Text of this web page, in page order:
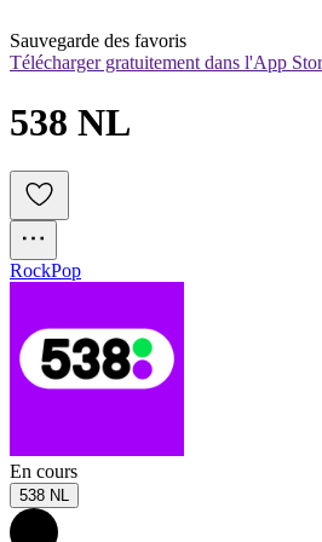
Sauvegarde des favoris
Télécharger gratuitement dans l'App
538 NL
RockPop
En cours
538 NL